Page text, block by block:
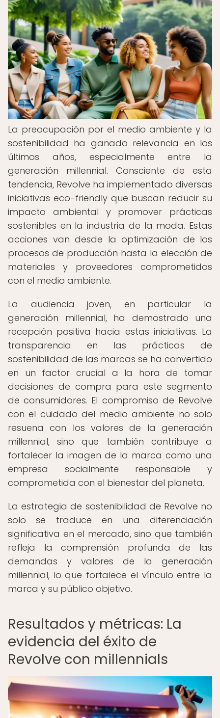
La preocupación por el medio ambiente y la
sostenibilidad ha ganado relevancia en los
últimos años, especialmente entre la
generación millennial. Consciente de esta
tendencia, Revolve ha implementado diversas
iniciativas eco-friendly que buscan reducir su
impacto ambiental y promover prácticas
sostenibles en la industria de la moda. Estas
acciones van desde la optimización de los
procesos de producción hasta la elección de
materiales y proveedores comprometidos
con el medio ambiente.
La audiencia joven, en particular la
generación millennial, ha demostrado una
recepción positiva hacia estas iniciativas. La
transparencia en las prácticas de
sostenibilidad de las marcas se ha convertido
en un factor crucial a la hora de tomar
decisiones de compra para este segmento
de consumidores. El compromiso de Revolve
con el cuidado del medio ambiente no solo
resuena con los valores de la generación
millennial, sino que también contribuye a
fortalecer la imagen de la marca como una
empresa socialmente responsable y
comprometida con el bienestar del planeta.
La estrategia de sostenibilidad de Revolve no
solo se traduce en una diferenciación
significativa en el mercado, sino que también
refleja la comprensión profunda de las
demandas y valores de la generación
millennial, lo que fortalece el vínculo entre la
marca y su público objetivo.
Resultados y métricas: La
evidencia del éxito de
Revolve con millennials